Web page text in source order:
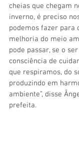
cheias que chegam
inverno, é preciso
podemos fazer para
melhoria do meio
pode passar, se o
consciência de
que respiramos, do
produzindo em
ambiente”, disse
prefeita.